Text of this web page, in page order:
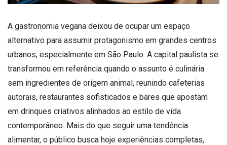
A gastronomia vegana deixou de ocupar um espaço
alternativo para assumir protagonismo em grandes centros
urbanos, especialmente em São Paulo. A capital paulista se
transformou em referência quando o assunto é culinária
sem ingredientes de origem animal, reunindo cafeterias
autorais, restaurantes sofisticados e bares que apostam
em drinques criativos alinhados ao estilo de vida
contemporâneo. Mais do que seguir uma tendência
alimentar, o público busca hoje experiências completas,